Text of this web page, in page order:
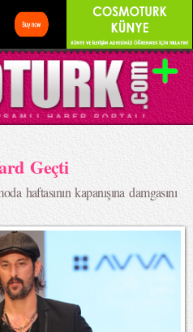
Geçti
haftasının kapanışına damgasını